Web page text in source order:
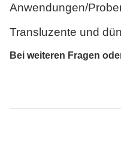
Anwendungen/
Transluzente und
Bei weiteren Fragen